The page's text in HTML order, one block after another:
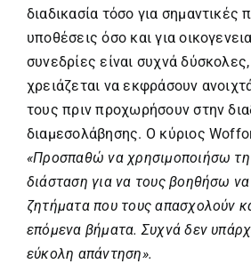
διαδικασία τόσο για σημαντικές
υποθέσεις όσο και για
συνεδρίες είναι συχνά
χρειάζεται να εκφράσουν
τους πριν προχωρήσουν στην
διαμεσολάβησης. Ο κύριος
«Προσπαθώ να χρησιμοποιήσω τη
διάσταση για να τους βοηθήσω
ζητήματα που τους απασχολούν
επόμενα βήματα. Συχνά δεν
εύκολη απάντηση».